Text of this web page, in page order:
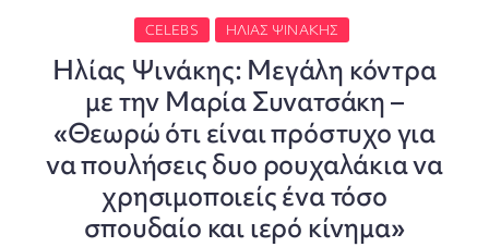
CELEBS ΗΛΊΑΣ ΨΙΝΆΚΗΣ
Ηλίας Ψινάκης: Μεγάλη κόντρα
με την Μαρία Συνατσάκη –
«Θεωρώ ότι είναι πρόστυχο για
να πουλήσεις δυο ρουχαλάκια να
χρησιμοποιείς ένα τόσο
σπουδαίο και ιερό κίνημα»